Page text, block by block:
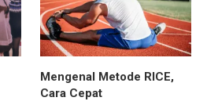
Mengenal Metode RICE,
Cara Cepat